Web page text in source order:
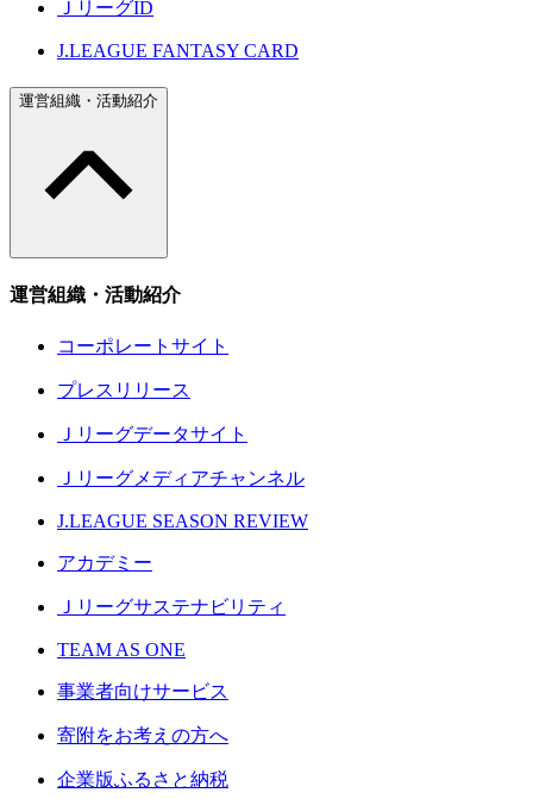
ＪリーグID
J.LEAGUE FANTASY CARD
運営組織・活動紹介
運営組織・活動紹介
コーポレートサイト
プレスリリース
Ｊリーグデータサイト
Ｊリーグメディアチャンネル
J.LEAGUE SEASON REVIEW
アカデミー
Ｊリーグサステナビリティ
TEAM AS ONE
事業者向けサービス
寄附をお考えの方へ
企業版ふるさと納税